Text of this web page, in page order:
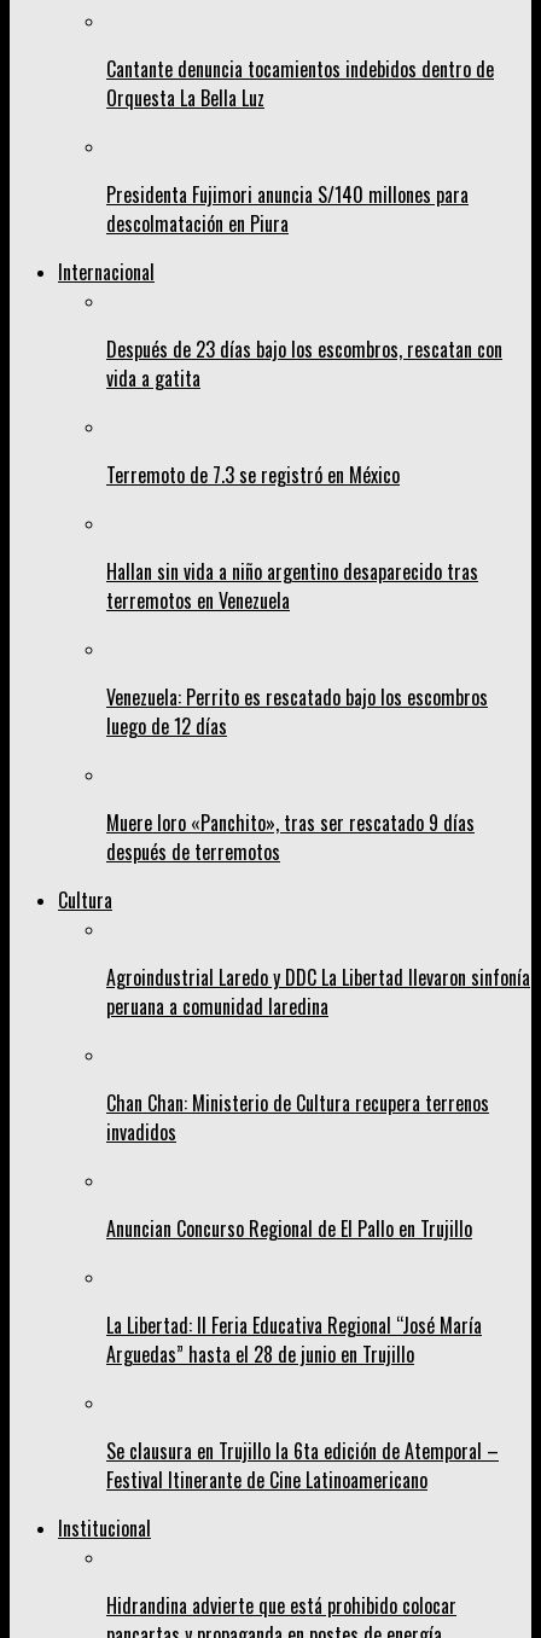
Cantante denuncia tocamientos indebidos dentro de
Orquesta La Bella Luz
Presidenta Fujimori anuncia S/140 millones para
descolmatación en Piura
Internacional
Después de 23 días bajo los escombros, rescatan con
vida a gatita
Terremoto de 7.3 se registró en México
Hallan sin vida a niño argentino desaparecido tras
terremotos en Venezuela
Venezuela: Perrito es rescatado bajo los escombros
luego de 12 días
Muere loro «Panchito», tras ser rescatado 9 días
después de terremotos
Cultura
Agroindustrial Laredo y DDC La Libertad llevaron sinfonía
peruana a comunidad laredina
Chan Chan: Ministerio de Cultura recupera terrenos
invadidos
Anuncian Concurso Regional de El Pallo en Trujillo
La Libertad: II Feria Educativa Regional “José María
Arguedas” hasta el 28 de junio en Trujillo
Se clausura en Trujillo la 6ta edición de Atemporal –
Festival Itinerante de Cine Latinoamericano
Institucional
Hidrandina advierte que está prohibido colocar